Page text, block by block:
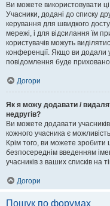
Ви можете використовувати
Учасники, додані до списку
керування для швидкого
мережі, і для відсилання їм
користувачів можуть
конференції. Якщо ви додали
повідомлення буде
Догори
Як я можу додавати /
недругів?
Ви можете додавати
кожного учасника є
Крім того, ви можете зробити
безпосереднім введенням
учасників з ваших списків на
Догори
Пошук по форумах